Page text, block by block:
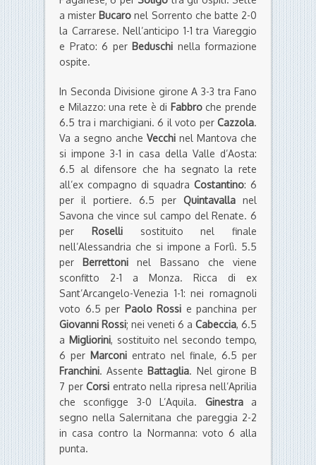
a mister Bucaro nel Sorrento che batte 2-0
la Carrarese. Nell’anticipo 1-1 tra Viareggio
e Prato: 6 per Beduschi nella formazione
ospite.
In Seconda Divisione girone A 3-3 tra Fano
e Milazzo: una rete è di Fabbroche prende
6.5 tra i marchigiani. 6 il voto per Cazzola.
Va a segno anche Vecchi nel Mantova che
si impone 3-1 in casa della Valle d’Aosta:
6.5 al difensore che ha segnato la rete
all’ex compagno di squadra Costantino: 6
per il portiere. 6.5 per Quintavalla nel
Savona che vince sul campo del Renate. 6
per Rosellisostituito nel finale
nell’Alessandria che si impone a Forlì. 5.5
per Berrettoninel Bassano che viene
sconfitto 2-1 a Monza. Ricca di ex
Sant’Arcangelo-Venezia 1-1: nei romagnoli
voto 6.5 per Paolo Rossi e panchina per
Giovanni Rossi; nei veneti 6 a Cabeccia, 6.5
a Migliorini, sostituito nel secondo tempo,
6 per Marconi entrato nel finale, 6.5 per
Franchini. Assente Battaglia. Nel girone B
7 per Corsi entrato nella ripresa nell’Aprilia
che sconfigge 3-0 L’Aquila. Ginestraa
segno nella Salernitana che pareggia 2-2
in casa contro la Normanna: voto 6 alla
punta.